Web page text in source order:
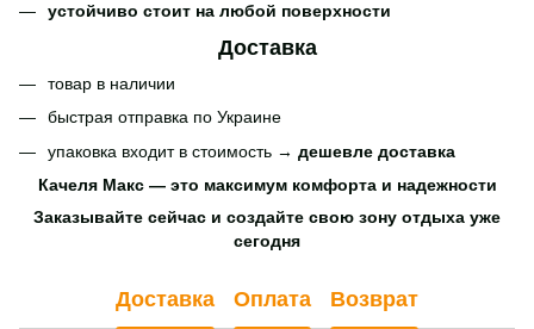
устойчиво стоит на любой поверхности
Доставка
товар в наличии
быстрая отправка по Украине
упаковка входит в стоимость → дешевле доставка
Качеля Макс — это максимум комфорта и надежности
Заказывайте сейчас и создайте свою зону отдыха уже
сегодня
Доставка Оплата Возврат